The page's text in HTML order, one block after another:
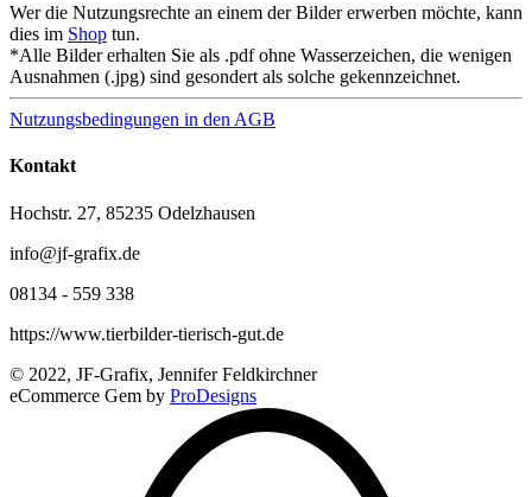
Wer die Nutzungsrechte an einem der Bilder erwerben möchte, kann
dies im Shop tun.
*Alle Bilder erhalten Sie als .pdf ohne Wasserzeichen, die wenigen
Ausnahmen (.jpg) sind gesondert als solche gekennzeichnet.
Nutzungsbedingungen in den AGB
Kontakt
Hochstr. 27, 85235 Odelzhausen
info@jf-grafix.de
08134 - 559 338
https://www.tierbilder-tierisch-gut.de
© 2022, JF-Grafix, Jennifer Feldkirchner
eCommerce Gem by ProDesigns